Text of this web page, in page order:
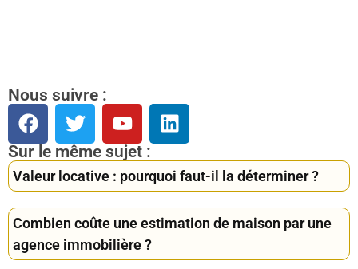
Nous suivre :
Sur le même sujet :
Valeur locative : pourquoi faut-il la déterminer ?
Combien coûte une estimation de maison par une
agence immobilière ?